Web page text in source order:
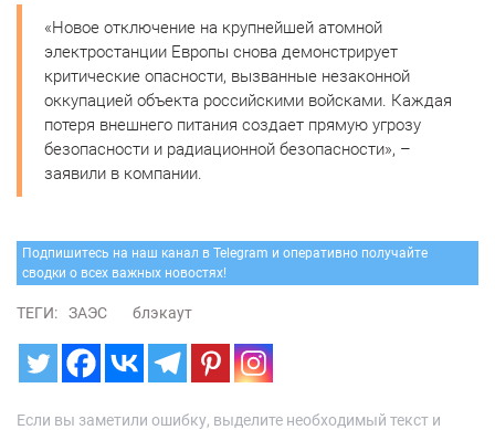
«Новое отключение на крупнейшей атомной
электростанции Европы снова демонстрирует
критические опасности, вызванные незаконной
оккупацией объекта российскими войсками. Каждая
потеря внешнего питания создает прямую угрозу
безопасности и радиационной безопасности», –
заявили в компании.
Подпишитесь на наш канал в Telegram и оперативно получайте
сводки о всех важных новостях!
ТЕГИ: ЗАЭС блэкаут
Если вы заметили ошибку, выделите необходимый текст и